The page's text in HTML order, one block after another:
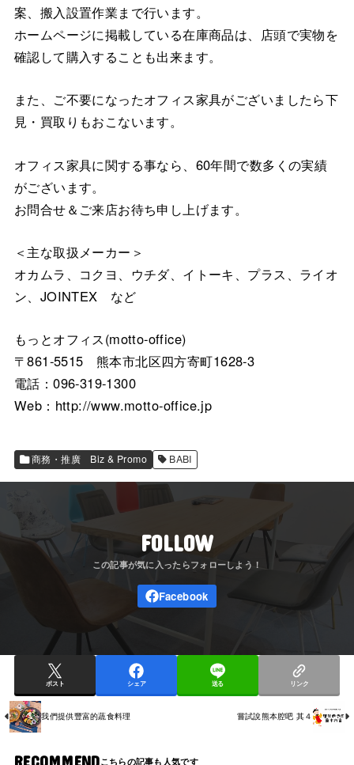
案、搬入設置作業まで行います。
ホームページに掲載している在庫商品は、店頭で実物を
確認して購入することも出来ます。
また、ご不要になったオフィス家具がございましたら下
見・買取りもおこないます。
オフィス家具に関する事なら、60年間で数多くの実績
がございます。
お問合せ＆ご来店お待ち申し上げます。
＜主な取扱メーカー＞
オカムラ、コクヨ、ウチダ、イトーキ、プラス、ライオ
ン、JOINTEX など
もっとオフィス(motto-office)
〒861-5515 熊本市北区四方寄町1628-3
電話：096-319-1300
Web：http://www.motto-office.jp
商務・推廣 Biz & Promo BABI
FOLLOW
ポスト シェア 送る リンク
我們提供豐富的蔬食料理 嘗試說熊本腔吧 其４